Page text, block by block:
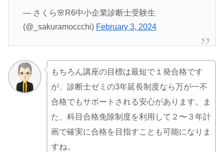
— さくら🌸R6中小企業診断士受験生
(@_sakuramoccchi) February 3, 2024
もちろん講座の目標は最短で１発合格です
が、診断士ゼミの3年延長制度なら万が一不
合格でもサポートされる安心があります。ま
た、科目合格免除制度を利用して２〜３年計
画で確実に合格を目指すことも可能になりま
すね。